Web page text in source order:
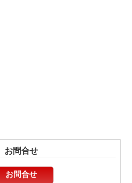
お問合せ
お問合せ